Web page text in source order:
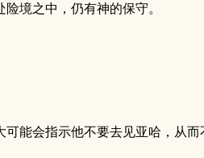
境之中，仍有神的保守。
能会指示他不要去见亚哈，从